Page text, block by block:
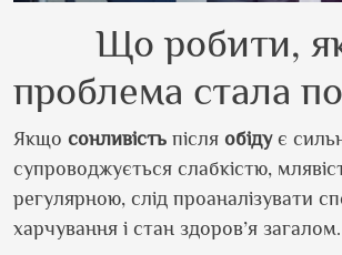
Що робити,
проблема стала
Якщо сонливість після обідує
супроводжується слабкістю,
регулярною, слід проаналізувати
харчування і стан здоров’я загалом.